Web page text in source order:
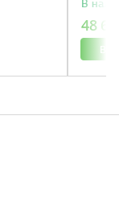
В
48
В